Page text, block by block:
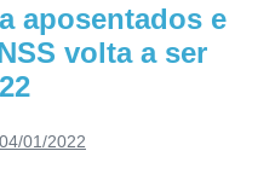
aposentados e
volta a ser
04/01/2022